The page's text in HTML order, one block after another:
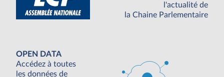
l'actualité de
la Chaine Parlementaire
OPEN DATA
Accédez à toutes
les données de